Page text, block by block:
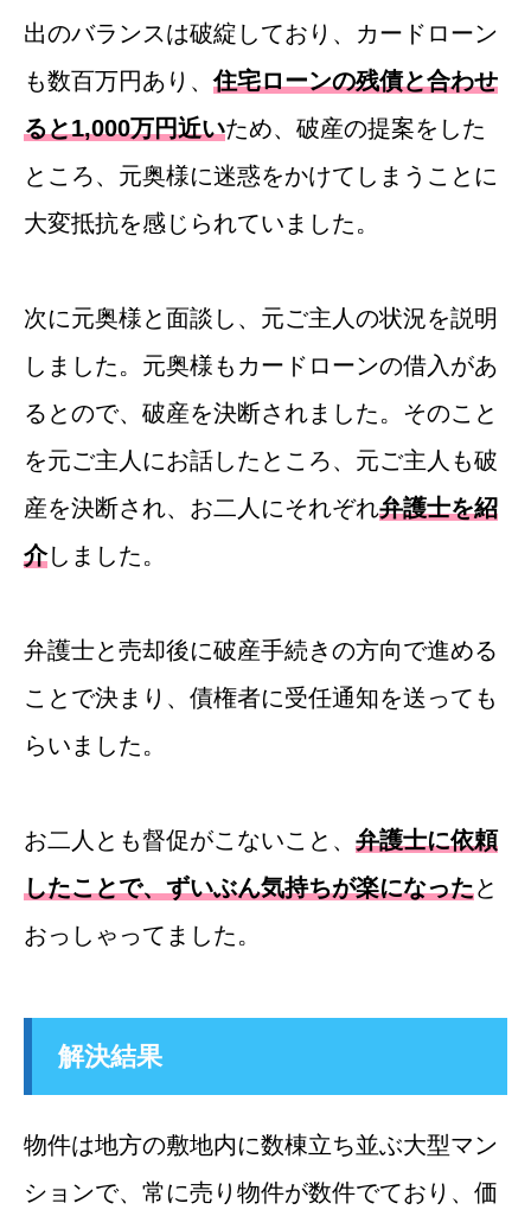
出のバランスは破綻しており、カードローン
も数百万円あり、住宅ローンの残債と合わせ
ると1,000万円近いため、破産の提案をした
ところ、元奥様に迷惑をかけてしまうことに
大変抵抗を感じられていました。
次に元奥様と面談し、元ご主人の状況を説明
しました。元奥様もカードローンの借入があ
るとので、破産を決断されました。そのこと
を元ご主人にお話したところ、元ご主人も破
産を決断され、お二人にそれぞれ弁護士を紹
介しました。
弁護士と売却後に破産手続きの方向で進める
ことで決まり、債権者に受任通知を送っても
らいました。
お二人とも督促がこないこと、 弁護士に依頼
したことで、ずいぶん気持ちが楽になったと
おっしゃってました。
解決結果
物件は地方の敷地内に数棟立ち並ぶ大型マン
ションで、常に売り物件が数件でており、価